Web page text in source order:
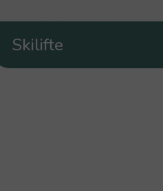
Skilifte